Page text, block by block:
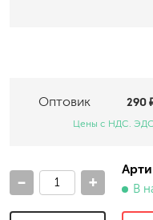
Оптовик 290
Цены с НДС. ЭДО.
- + В